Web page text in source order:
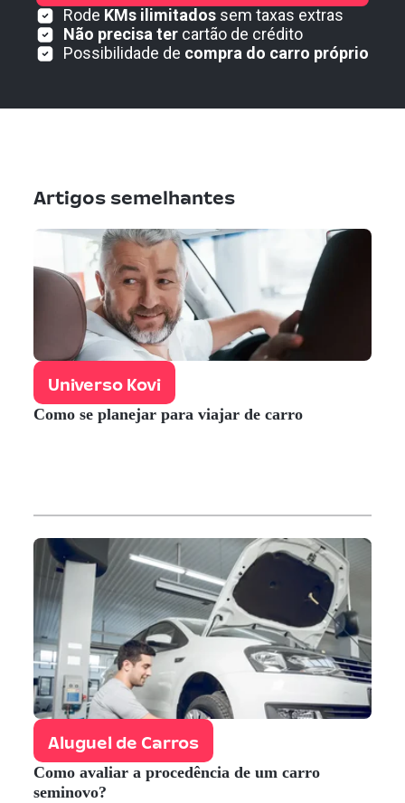
Rode KMs ilimitados sem taxas extras
Não precisa ter cartão de crédito
Possibilidade de compra do carro próprio
Artigos semelhantes
Universo Kovi
Como se planejar para viajar de carro
Aluguel de Carros
Como avaliar a procedência de um carro
seminovo?